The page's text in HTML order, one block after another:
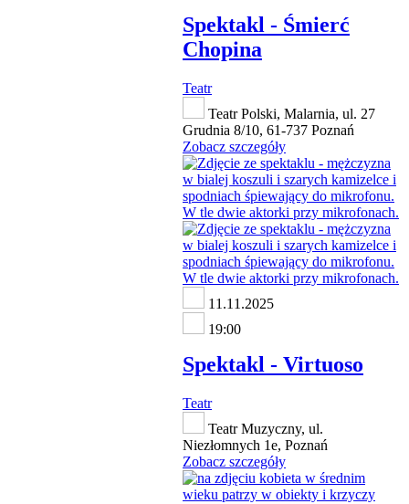
Spektakl - Śmierć
Chopina
Teatr
Teatr Polski, Malarnia, ul. 27
Grudnia 8/10, 61-737 Poznań
Zobacz szczegóły
11.11.2025
19:00
Spektakl - Virtuoso
Teatr
Teatr Muzyczny, ul.
Niezłomnych 1e, Poznań
Zobacz szczegóły